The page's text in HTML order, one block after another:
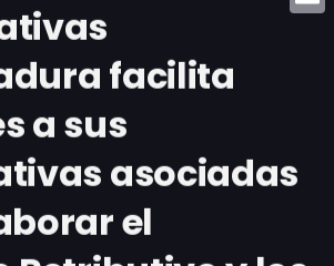
facilita
a sus
asociadas
el